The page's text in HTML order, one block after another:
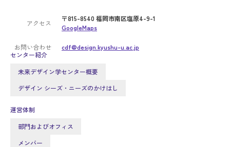
アクセス
〒815-8540 福岡市南区塩原4-9-1
GoogleMaps
お問い合わせ
cdf@design.kyushu-u.ac.jp
センター紹介
未来デザイン学センター概要
デザイン シーズ・ニーズのかけはし
運営体制
部門およびオフィス
メンバー